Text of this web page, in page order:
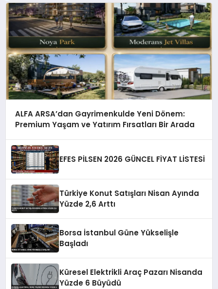
ALFA ARSA’dan Gayrimenkulde Yeni Dönem:
Premium Yaşam ve Yatırım Fırsatları Bir Arada
EFES PİLSEN 2026 GÜNCEL FİYAT LİSTESİ
Türkiye Konut Satışları Nisan Ayında
Yüzde 2,6 Arttı
Borsa İstanbul Güne Yükselişle
Başladı
Küresel Elektrikli Araç Pazarı Nisanda
Yüzde 6 Büyüdü